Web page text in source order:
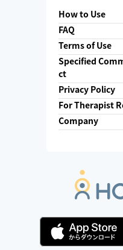
How to Use
FAQ
Terms of Use
Specified
ct
Privacy Policy
For Therapist
Company